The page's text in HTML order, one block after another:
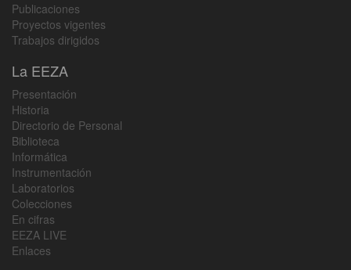
Publicaciones
Proyectos vigentes
Trabajos dirigidos
La EEZA
Presentación
Historia
Directorio de Personal
Biblioteca
Informática
Instrumentación
Laboratorios
Colecciones
En cifras
EEZA LIVE
Enlaces